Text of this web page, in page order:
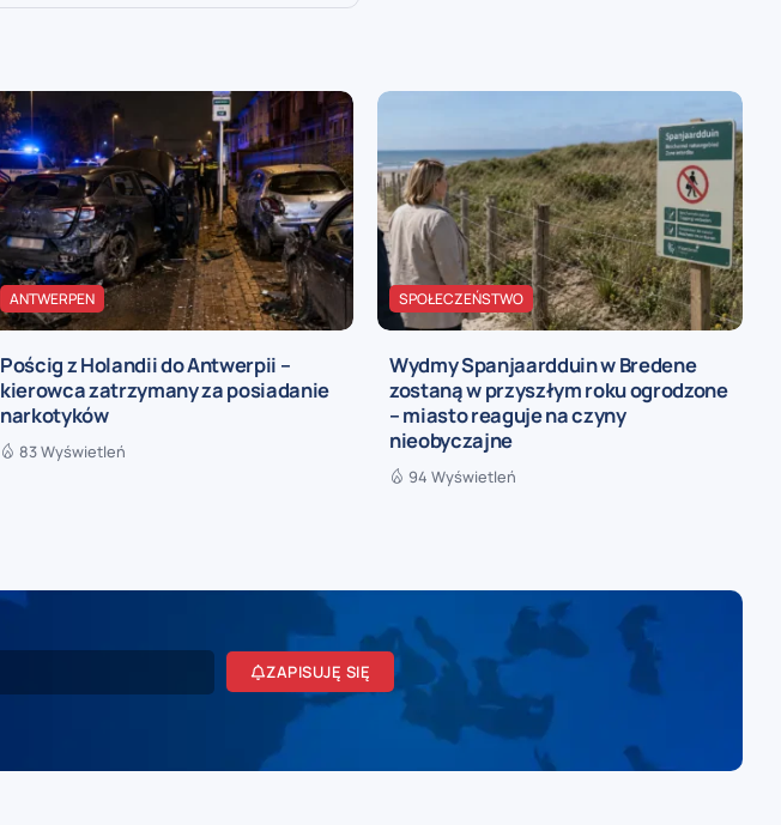
ANTWERPEN
Pościg z Holandii do Antwerpii –
kierowca zatrzymany za posiadanie
narkotyków
83 Wyświetleń
SPOŁECZEŃSTWO
Wydmy Spanjaardduin w Bredene
zostaną w przyszłym roku ogrodzone
– miasto reaguje na czyny
nieobyczajne
94 Wyświetleń
ZAPISUJĘ SIĘ